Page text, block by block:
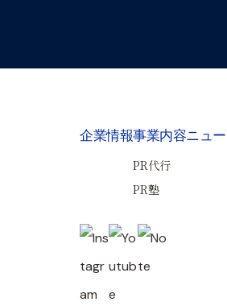
企業情報事業内容
PR代行
PR塾
ニュ